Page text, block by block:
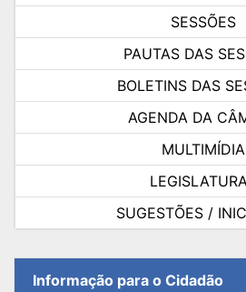
SESSÕES
PAUTAS DAS
BOLETINS DAS
AGENDA DA
MULTIMÍDIA
SUGESTÕES /
Informação para o Cidadão